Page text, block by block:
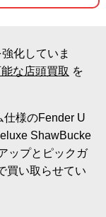
化していま
な店頭買取 を
仕様のFender U
ShawBucke
ップとピックガ
買い取らせてい